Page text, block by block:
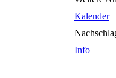
Kalender
Info